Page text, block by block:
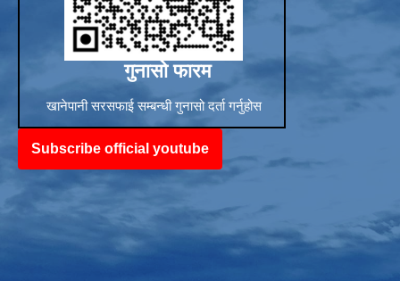
गुनासो फारम
खानेपानी सरसफाई सम्बन्धी गुनासो दर्ता गर्नुहोस
Subscribe official youtube